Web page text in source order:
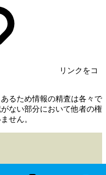
リンク をコ
るため情報の精査は各々で
ない部分において他者の権
せん。